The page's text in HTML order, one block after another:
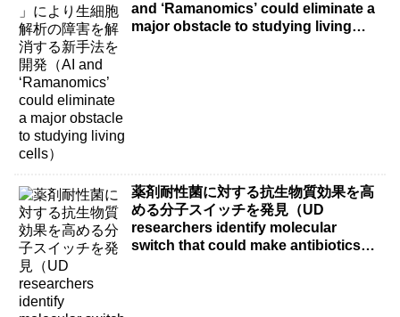
and ‘Ramanomics’ could eliminate a
major obstacle to studying living
薬剤耐性菌に対する抗生物質効果を高
める分子スイッチを発見（UD
researchers identify molecular
switch that could make antibiotics